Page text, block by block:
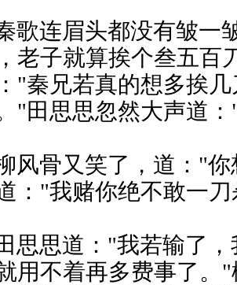
歌连眉头都没有皱一
老子就算挨个叁五百
"秦兄若真的想多挨
"田思思忽然大声道
风骨又笑了，道："你
："我赌你绝不敢一
思思道："我若输了
用不着再多费事了。